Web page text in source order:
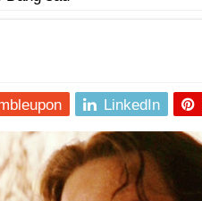
LinkedIn